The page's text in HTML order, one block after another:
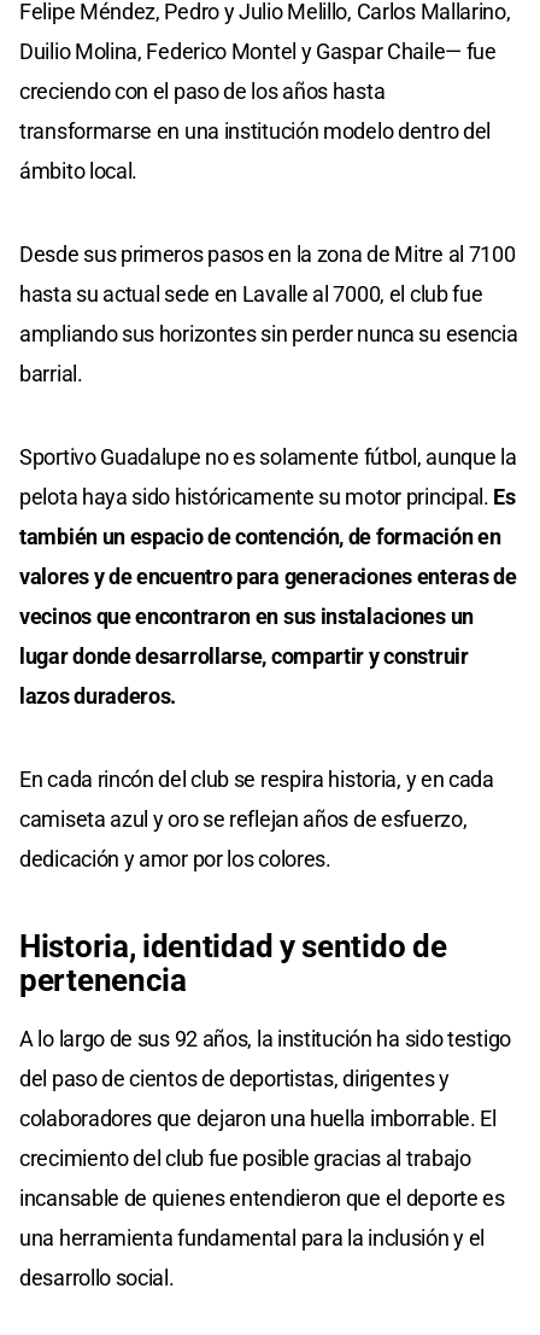
Felipe Méndez, Pedro y Julio Melillo, Carlos Mallarino,
Duilio Molina, Federico Montel y Gaspar Chaile— fue
creciendo con el paso de los años hasta
transformarse en una institución modelo dentro del
ámbito local.
Desde sus primeros pasos en la zona de Mitre al 7100
hasta su actual sede en Lavalle al 7000, el club fue
ampliando sus horizontes sin perder nunca su esencia
barrial.
Sportivo Guadalupe no es solamente fútbol, aunque la
pelota haya sido históricamente su motor principal. Es
también un espacio de contención, de formación en
valores y de encuentro para generaciones enteras de
vecinos que encontraron en sus instalaciones un
lugar donde desarrollarse, compartir y construir
lazos duraderos.
En cada rincón del club se respira historia, y en cada
camiseta azul y oro se reflejan años de esfuerzo,
dedicación y amor por los colores.
Historia, identidad y sentido de
pertenencia
A lo largo de sus 92 años, la institución ha sido testigo
del paso de cientos de deportistas, dirigentes y
colaboradores que dejaron una huella imborrable. El
crecimiento del club fue posible gracias al trabajo
incansable de quienes entendieron que el deporte es
una herramienta fundamental para la inclusión y el
desarrollo social.